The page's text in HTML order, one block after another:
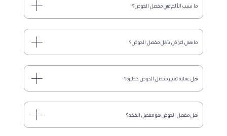
ما سبب الألم في مفصل الحوض؟
ما هي اعراض تآكل مفصل الحوض؟
هل عملية تغيير مفصل الحوض خطيرة؟
هل مفصل الحوض هو مفصل الفخذ؟